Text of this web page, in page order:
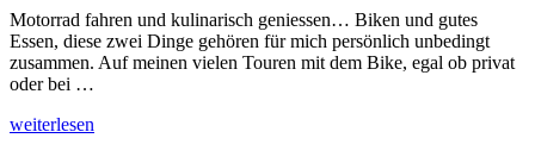
Motorrad fahren und kulinarisch geniessen… Biken und gutes
Essen, diese zwei Dinge gehören für mich persönlich unbedingt
zusammen. Auf meinen vielen Touren mit dem Bike, egal ob privat
oder bei …
„TasteTwelve
weiterlesen